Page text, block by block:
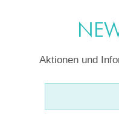
Aktionen und